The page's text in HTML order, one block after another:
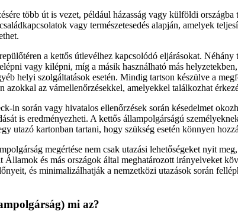
több út is vezet, például házasság vagy külföldi országba
vagy természetesedés alapján, amelyek
a kettős útlevélhez kapcsolódó eljárásokat. Néhány
vagy kilépni, míg a másik használható más
helyi szolgáltatások esetén. Mindig tartson készülve a
azokkal az vámellenőrzésekkel, amelyekkel találkozhat
in során vagy hivatalos ellenőrzések során késedelmet
is eredményezheti. A kettős állampolgárságú
utazó kartonban tartani, hogy szükség esetén könnyen
megértése nem csak utazási lehetőségeket nyit
Államok és más országok által meghatározott irányelveket
és minimalizálhatják a nemzetközi utazások során
mi az?